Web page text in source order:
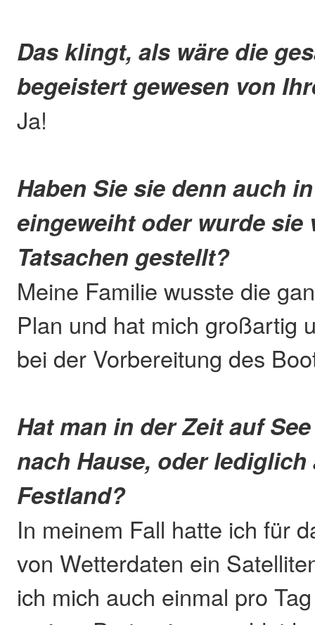
Das klingt, als wäre die
begeistert gewesen von
Ja!
Haben Sie sie denn auch
eingeweiht oder wurde sie
Tatsachen gestellt?
Meine Familie wusste die
Plan und hat mich großartig
bei der Vorbereitung des
Hat man in der Zeit auf
nach Hause, oder lediglich
Festland?
In meinem Fall hatte ich für
von Wetterdaten ein
ich mich auch einmal pro